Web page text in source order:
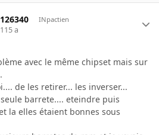
INpactien
15 a
avec le même chipset mais sur
de les retirer... les inverser...
barrete.... eteindre puis
la elles étaient bonnes sous